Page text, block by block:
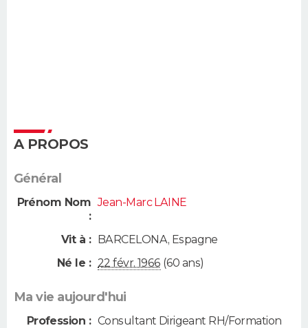
A PROPOS
Général
Prénom Nom
:
Jean-Marc LAINE
Vit à : BARCELONA, Espagne
Né le : 22 févr. 1966 (60 ans)
Ma vie aujourd'hui
Profession : Consultant Dirigeant RH/Formation